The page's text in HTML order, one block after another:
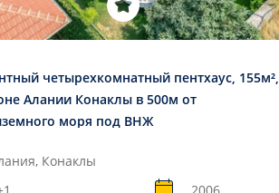
четырехкомнатный пентхаус, 155м²,
Алании Конаклы в 500м от
моря под ВНЖ
Конаклы